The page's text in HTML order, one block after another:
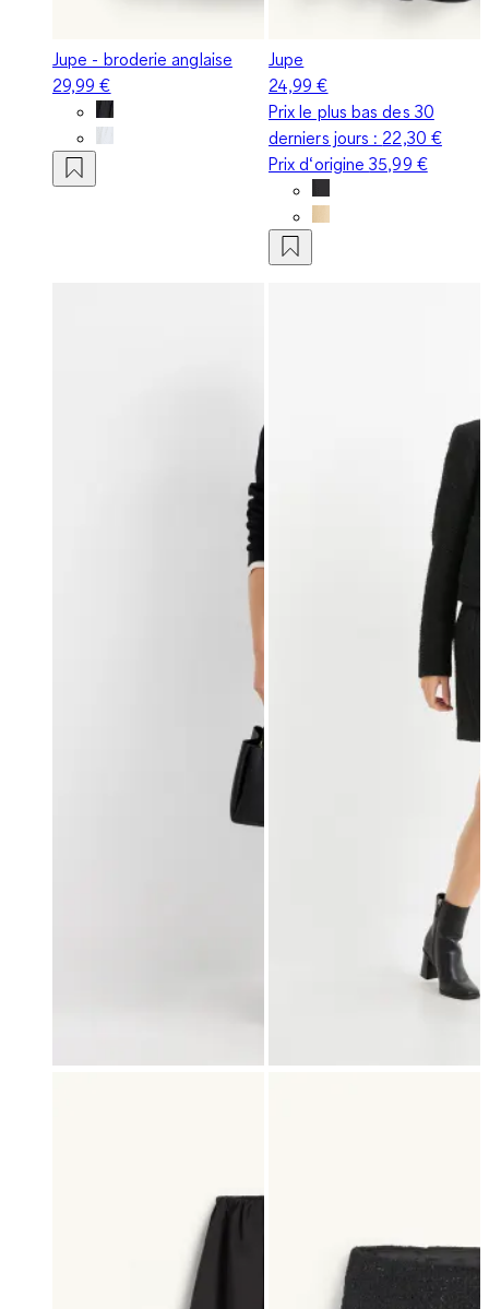
Jupe - broderie anglaise
29,99 €
Jupe
24,99 €
Prix le plus bas des 30
derniers jours : 22,30 €
Prix d‘origine35,99 €